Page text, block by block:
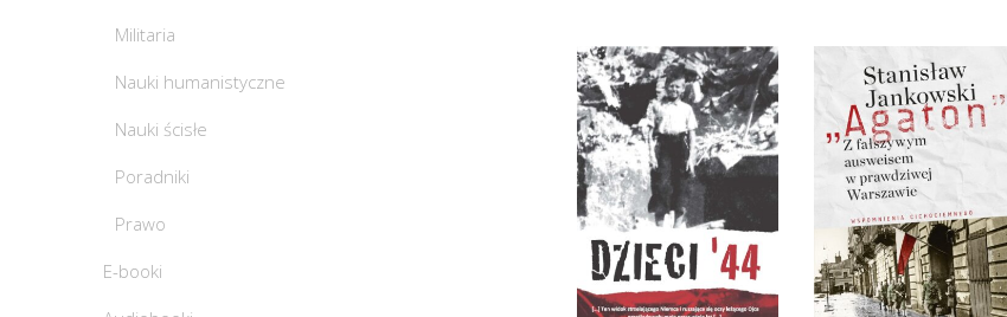
Militaria
Nauki humanistyczne
Nauki ścisłe
Poradniki
Prawo
E-booki